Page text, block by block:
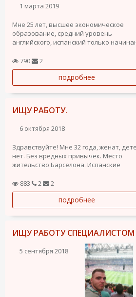
1 марта 2019
Мне 25 лет, высшее экономическое
образование, средний уровень
английского, испанский только
производства одежды как
предприниматель, нанесение
полиграфии на одежду (шелкотрафарет,
термоперенос) вышивка на одежде.
Умею работать в...
790 2
подробнее
ИЩУ РАБОТУ.
6 октября 2018
Здравствуйте! Мне 32 года, женат,
нет. Без вредных привычек. Место
жительство Барселона. Испанские
удостоверение имеются. Образование
средне-специальное, личный
автомобиль, стаж вождения 10 лет. Ищу
постоянную или временную работу.
Рассмотрю...
883 2 2
подробнее
ИЩУ РАБОТУ СПЕЦИАЛИСТОМ
5 сентября 2018